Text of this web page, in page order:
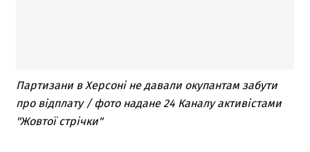
Партизани в Херсоні не давали окупантам забути
про відплату / фото надане 24 Каналу активістами
"Жовтої стрічки"